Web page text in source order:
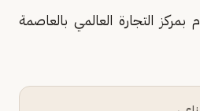
التجارة العالمي بالعاصمة